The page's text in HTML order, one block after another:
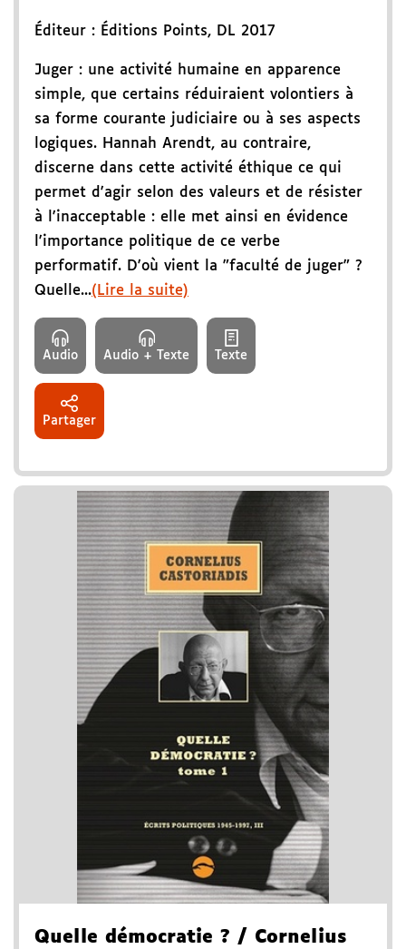
Éditeur : Éditions Points, DL 2017
Juger : une activité humaine en apparence
simple, que certains réduiraient volontiers à
sa forme courante judiciaire ou à ses aspects
logiques. Hannah Arendt, au contraire,
discerne dans cette activité éthique ce qui
permet d'agir selon des valeurs et de résister
à l'inacceptable : elle met ainsi en évidence
l'importance politique de ce verbe
performatif. D'où vient la "faculté de juger" ?
Quelle...(Lire la suite)
Audio Audio + Texte Texte
Partager
Quelle démocratie ? / Cornelius